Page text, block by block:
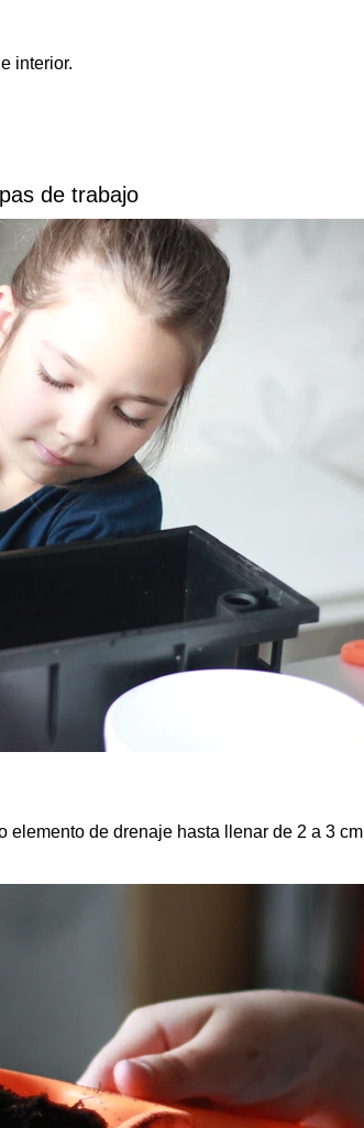
interior.
de trabajo
elemento de drenaje hasta llenar de 2 a 3 cm